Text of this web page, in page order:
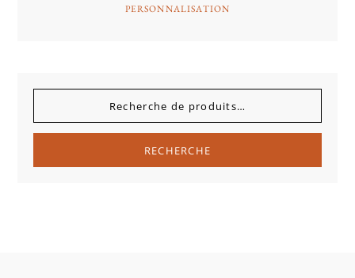
PERSONNALISATION
RECHERCHE